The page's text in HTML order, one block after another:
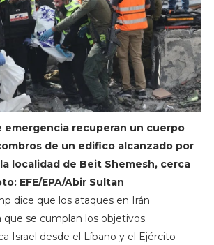
emergencia recuperan un cuerpo
de un edifico alcanzado por
localidad de Beit Shemesh, cerca
EFE/EPA/Abir Sultan
dice que los ataques en Irán
que se cumplan los objetivos.
Israel desde el Líbano y el Ejército